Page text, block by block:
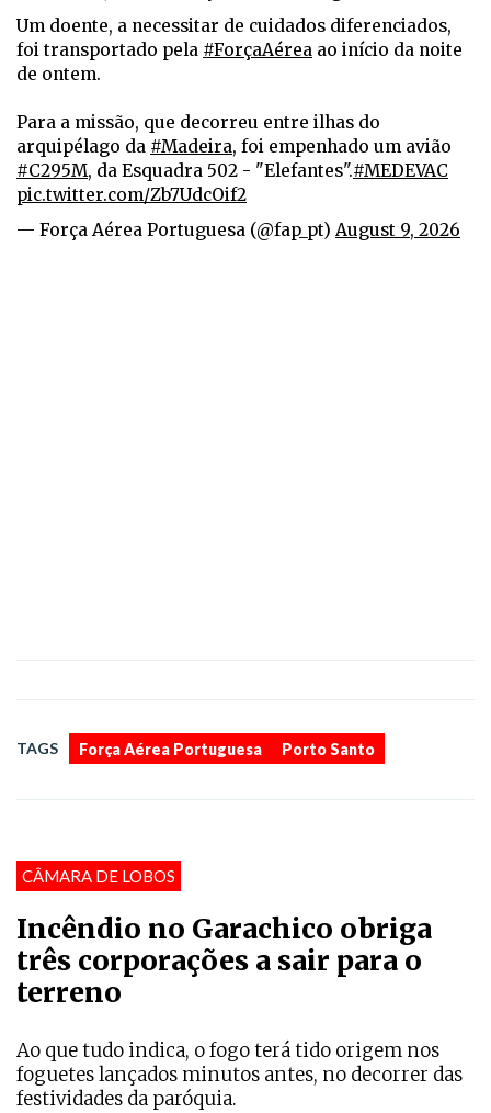
Um doente, a necessitar de cuidados diferenciados,
foi transportado pela #ForçaAérea ao início da noite
de ontem.
Para a missão, que decorreu entre ilhas do
arquipélago da #Madeira, foi empenhado um avião
#C295M, da Esquadra 502 - "Elefantes".#MEDEVAC
pic.twitter.com/Zb7UdcOif2
— Força Aérea Portuguesa (@fap_pt) August 9, 2026
TAGS Força Aérea Portuguesa Porto Santo
CÂMARA DE LOBOS
Incêndio no Garachico obriga
três corporações a sair para o
terreno
Ao que tudo indica, o fogo terá tido origem nos
foguetes lançados minutos antes, no decorrer das
festividades da paróquia.